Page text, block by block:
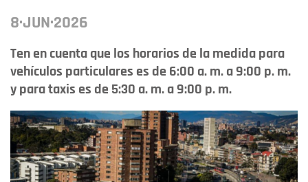
8·JUN·2026
Ten en cuenta que los horarios de la medida para
vehículos particulares es de 6:00 a. m. a 9:00 p. m.
y para taxis es de 5:30 a. m. a 9:00 p. m.